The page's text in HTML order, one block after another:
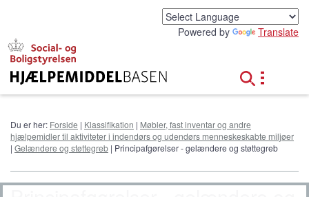
h
Powered by Translate
Du er her: Forside | Klassifikation | Møbler, fast inventar og andre
hjælpemidler til aktiviteter i indendørs og udendørs menneskeskabte miljøer
| Gelændere og støttegreb | Principafgørelser - gelændere og støttegreb